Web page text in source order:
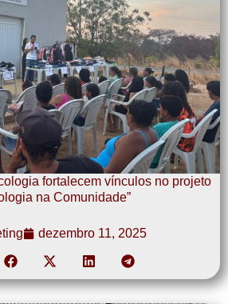
fortalecem vínculos no projeto
na Comunidade”
dezembro 11, 2025